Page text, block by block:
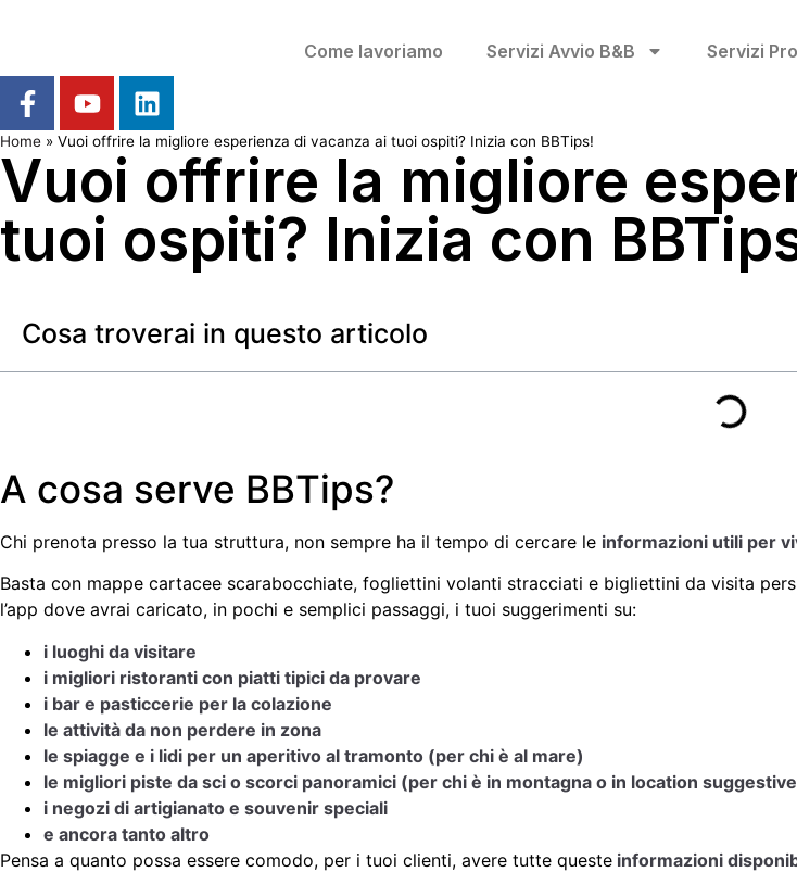
Come lavoriamo Servizi Avvio B&B Servizi
Home » Vuoi offrire la migliore esperienza di vacanza ai tuoi ospiti? Inizia con BBTips!
Vuoi offrire la migliore
tuoi ospiti? Inizia con
Cosa troverai in questo articolo
A cosa serve BBTips?
Chi prenota presso la tua struttura, non sempre ha il tempo di cercare le informazioni utili per
Basta con mappe cartacee scarabocchiate, fogliettini volanti stracciati e bigliettini da visita
l’app dove avrai caricato, in pochi e semplici passaggi, i tuoi suggerimenti su:
i luoghi da visitare
i migliori ristoranti con piatti tipici da provare
i bar e pasticcerie per la colazione
le attività da non perdere in zona
le spiagge e i lidi per un aperitivo al tramonto (per chi è al mare)
le migliori piste da sci o scorci panoramici (per chi è in montagna o in location
i negozi di artigianato e souvenir speciali
e ancora tanto altro
Pensa a quanto possa essere comodo, per i tuoi clienti, avere tutte queste informazioni